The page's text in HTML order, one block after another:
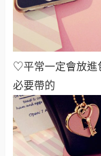
♡平常一定會放進
必要帶的